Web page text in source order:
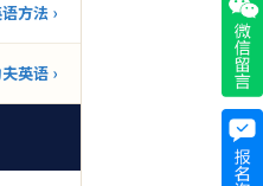
方法 ›
英语 ›